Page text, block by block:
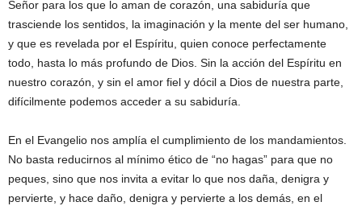
Señor para los que lo aman de corazón, una sabiduría que
trasciende los sentidos, la imaginación y la mente del ser humano,
y que es revelada por el Espíritu, quien conoce perfectamente
todo, hasta lo más profundo de Dios. Sin la acción del Espíritu en
nuestro corazón, y sin el amor fiel y dócil a Dios de nuestra parte,
difícilmente podemos acceder a su sabiduría.
En el Evangelio nos amplía el cumplimiento de los mandamientos.
No basta reducirnos al mínimo ético de “no hagas” para que no
peques, sino que nos invita a evitar lo que nos daña, denigra y
pervierte, y hace daño, denigra y pervierte a los demás, en el